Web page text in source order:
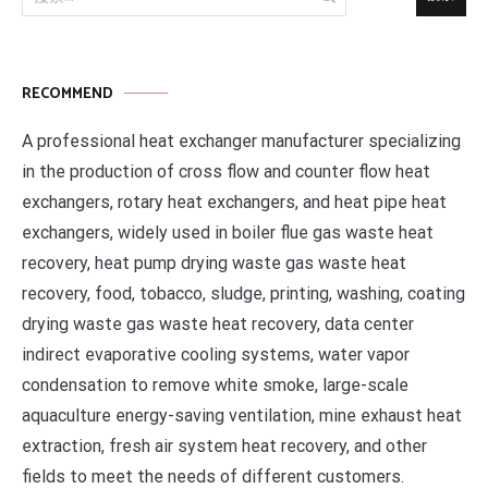
索：
RECOMMEND
A professional heat exchanger manufacturer specializing
in the production of cross flow and counter flow heat
exchangers, rotary heat exchangers, and heat pipe heat
exchangers, widely used in boiler flue gas waste heat
recovery, heat pump drying waste gas waste heat
recovery, food, tobacco, sludge, printing, washing, coating
drying waste gas waste heat recovery, data center
indirect evaporative cooling systems, water vapor
condensation to remove white smoke, large-scale
aquaculture energy-saving ventilation, mine exhaust heat
extraction, fresh air system heat recovery, and other
fields to meet the needs of different customers.